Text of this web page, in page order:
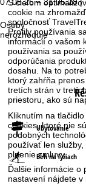
S cieľom
cookie na
spoločnosť
Profily používania
informácií o vašom
používania sa
odporúčania
dosahu. Na to
ktorý zahŕňa
tretích strán v
priestoru, ako sú
Kliknutím na
cookies, ktoré nie
podobných
používať len
plnenie zmluvy.
Ďalšie informácie o
nastavení nájdete
Osoby
nerozhoduje
Ubytovanie
Beh na lyžiach